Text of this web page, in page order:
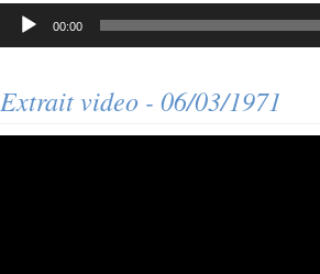
Audio
Player
00:00
Extrait video - 06/03/1971